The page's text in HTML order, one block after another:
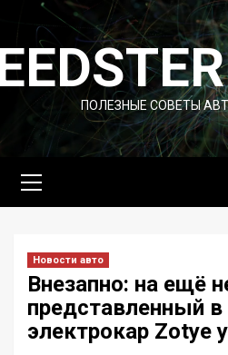
Перейти
содержимому
ПОЛЕЗНЫЕ СОВЕТЫ
меню
Новости авто
Внезапно: на ещё
представленный в
электрокар Zotye